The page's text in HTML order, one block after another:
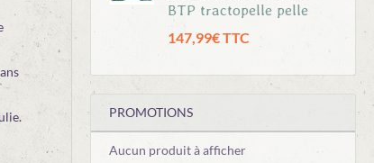
BTP tractopelle pelle
147,99€ TTC
PROMOTIONS
Aucun produit à afficher